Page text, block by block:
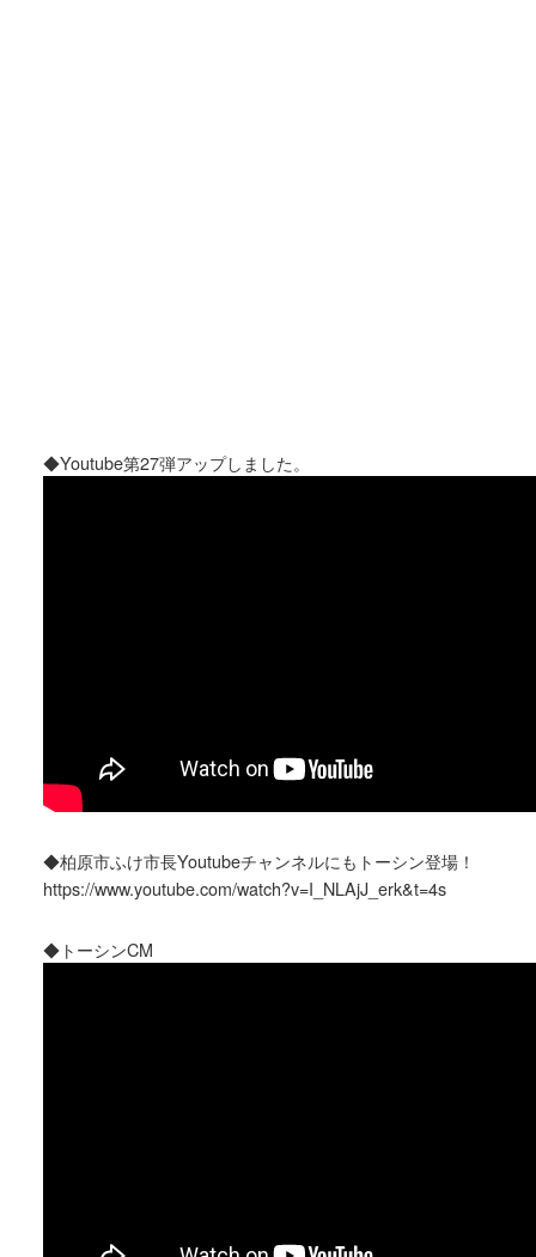
◆Youtube第27弾アップしました。
◆柏原市ふけ市長Youtubeチャンネルにもトーシン登場！
https://www.youtube.com/watch?v=I_NLAjJ_erk&t=4s
◆トーシンCM